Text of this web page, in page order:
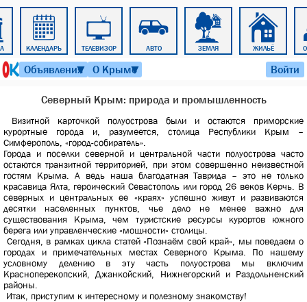
КАЛЕНДАРЬ ТЕЛЕВИЗОР АВТО ЗЕМЛЯ ЖИЛЬЁ
Объявления
▼ О Крыме
▼ Войти
Северный Крым: природа и промышленность
Визитной карточкой полуострова были и остаются приморские
курортные города и, разумеется, столица Республики Крым –
Симферополь, «город-собиратель».
Города и поселки северной и центральной части полуострова часто
остаются транзитной территорией, при этом совершенно неизвестной
гостям Крыма. А ведь наша благодатная Таврида – это не только
красавица Ялта, героический Севастополь или город 26 веков Керчь. В
северных и центральных ее «краях» успешно живут и развиваются
десятки населенных пунктов, чье дело не менее важно для
существования Крыма, чем туристские ресурсы курортов южного
берега или управленческие «мощности» столицы.
Сегодня, в рамках цикла статей «Познаём свой край», мы поведаем о
городах и примечательных местах Северного Крыма. По нашему
условному делению в эту часть полуострова мы включим
Красноперекопский, Джанкойский, Нижнегорский и Раздольненский
районы.
Итак, приступим к интересному и полезному знакомству!